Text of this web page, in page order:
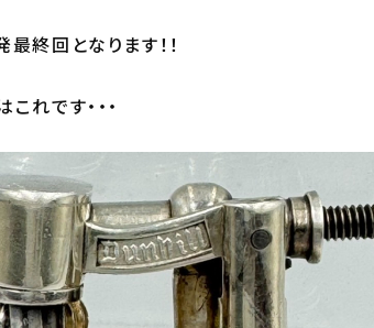
終回となります！！
れです・・・